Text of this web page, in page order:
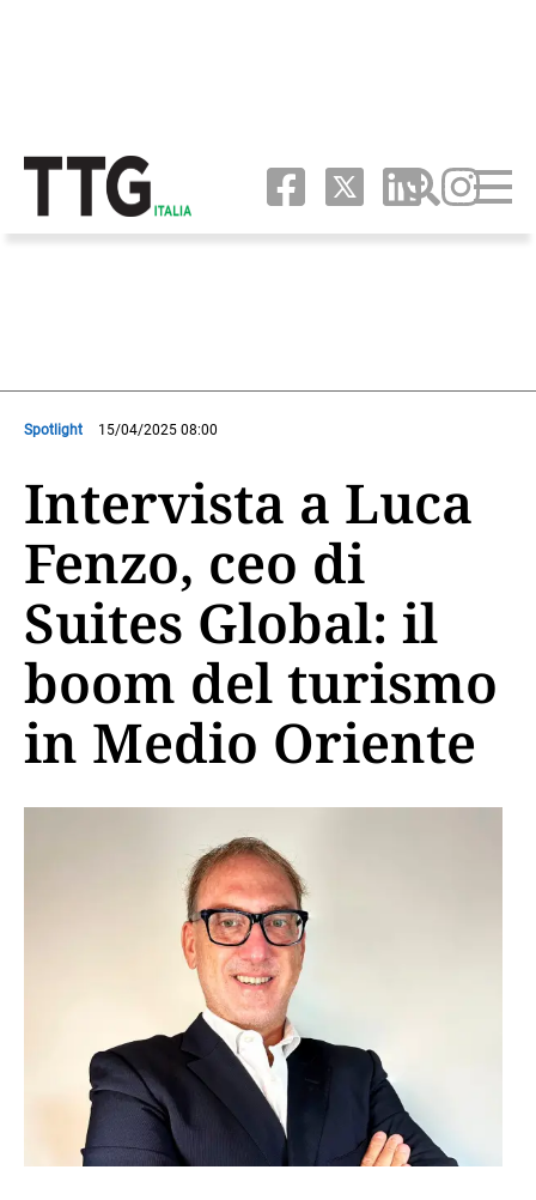
Spotlight 15/04/2025 08:00
Intervista a Luca
Fenzo, ceo di
Suites Global: il
boom del turismo
in Medio Oriente